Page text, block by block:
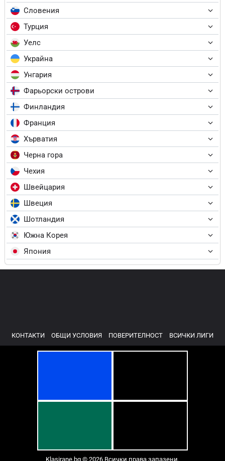
Словения
Турция
Уелс
Украйна
Унгария
Фарьорски острови
Финландия
Франция
Хърватия
Черна гора
Чехия
Швейцария
Швеция
Шотландия
Южна Корея
Япония
КОНТАКТИ ОБЩИ УСЛОВИЯ ПОВЕРИТЕЛНОСТ ВСИЧКИ ЛИГИ
Klasirane.bg © 2026 Всички права запазени.